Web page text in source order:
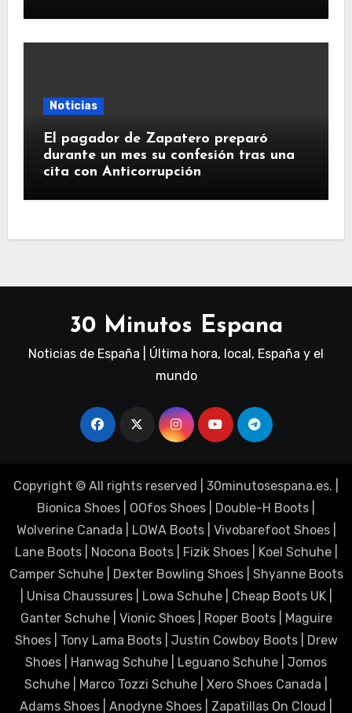
Noticias
El pagador de Zapatero preparó
durante un mes su confesión tras una
cita con Anticorrupción
30 Minutos Espana
Noticias de España | Última hora, local, España y el
mundo
Copyright © All rights reserved 30minutosespana.es. |
Bionica Shoes
OOfos Shoes Double-H Boots
Wolverine Canada
LOWA Boots| Vivobarefoot Shoes|
Lane Boots| Nocona Boots| Fizik Shoes| Koel Schuhe|
Camper Schuhe| Dexter Bowling Shoes| Shyanne Boots
Unisa Chaussures| Lowa Schuhe| Cheap Boots UK
Ganter Schuhe
Vionic Shoes| Roper Boots|
Maguire
Shoes| Tony Lama Boots| Justin Cowboy Boots|
Drew
Shoes
Hanwag Schuhe Leguano Schuhe
Jomos
Schuhe
Marco Tozzi Schuhe Xero Shoes Canada
Adams Shoes
Anodyne Shoes Zapatillas On Cloud